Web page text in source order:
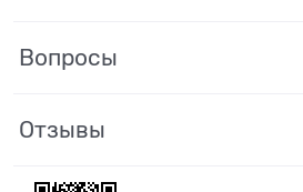
Вопросы
Отзывы